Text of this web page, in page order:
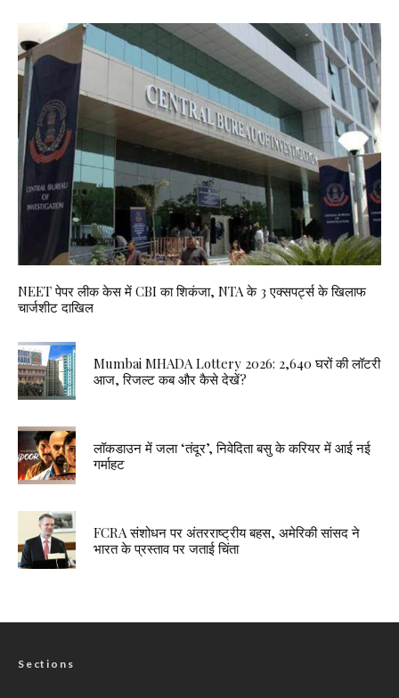
NEET पेपर लीक केस में CBI का शिकंजा, NTA के 3 एक्सपर्ट्स के खिलाफ
चार्जशीट दाखिल
Mumbai MHADA Lottery 2026: 2,640 घरों की लॉटरी
आज, रिजल्ट कब और कैसे देखें?
लॉकडाउन में जला ‘तंदूर’, निवेदिता बसु के करियर में आई नई
गर्माहट
FCRA संशोधन पर अंतरराष्ट्रीय बहस, अमेरिकी सांसद ने
भारत के प्रस्ताव पर जताई चिंता
Sections